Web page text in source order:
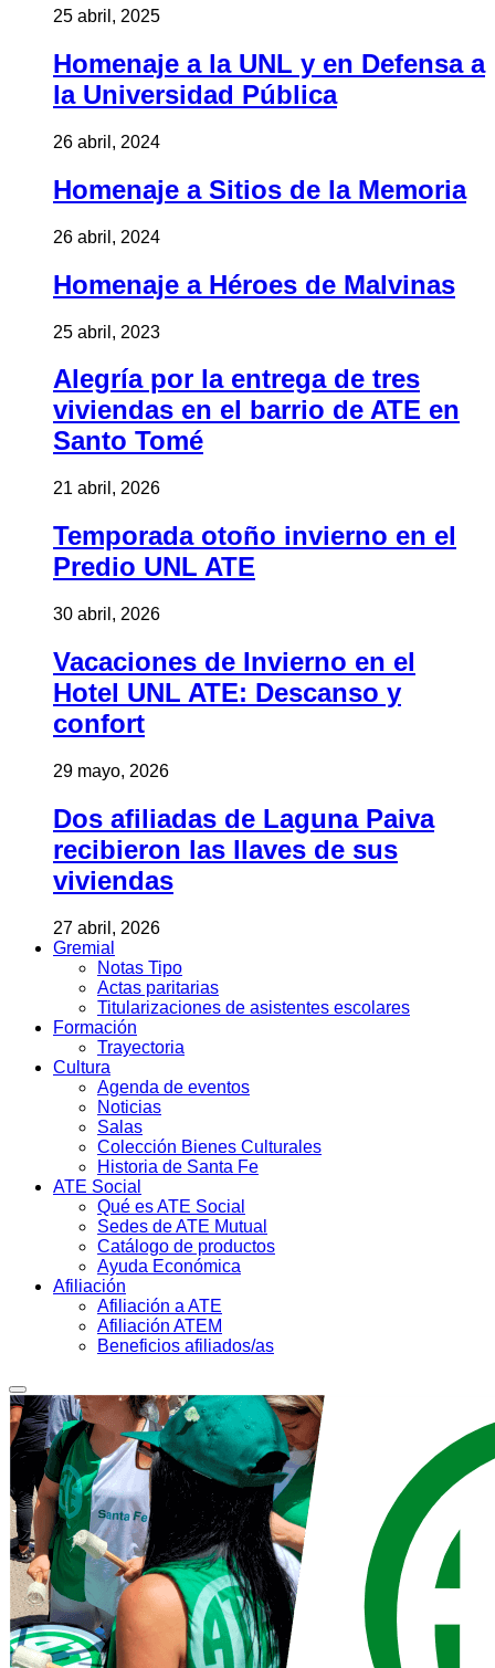
25 abril, 2025
Homenaje a la UNL y en Defensa a
la Universidad Pública
26 abril, 2024
Homenaje a Sitios de la Memoria
26 abril, 2024
Homenaje a Héroes de Malvinas
25 abril, 2023
Alegría por la entrega de tres
viviendas en el barrio de ATE en
Santo Tomé
21 abril, 2026
Temporada otoño invierno en el
Predio UNL ATE
30 abril, 2026
Vacaciones de Invierno en el
Hotel UNL ATE: Descanso y
confort
29 mayo, 2026
Dos afiliadas de Laguna Paiva
recibieron las llaves de sus
viviendas
27 abril, 2026
Gremial
Notas Tipo
Actas paritarias
Titularizaciones de asistentes escolares
Formación
Trayectoria
Cultura
Agenda de eventos
Noticias
Salas
Colección Bienes Culturales
Historia de Santa Fe
ATE Social
Qué es ATE Social
Sedes de ATE Mutual
Catálogo de productos
Ayuda Económica
Afiliación
Afiliación a ATE
Afiliación ATEM
Beneficios afiliados/as